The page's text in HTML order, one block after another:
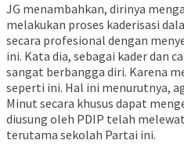
JG menambahkan, dirinya
melakukan proses kaderisasi
secara profesional dengan
ini. Kata dia, sebagai kader dan
sangat berbangga diri. Karena
seperti ini. Hal ini menurutnya,
Minut secara khusus dapat
diusung oleh PDIP telah
terutama sekolah Partai ini.